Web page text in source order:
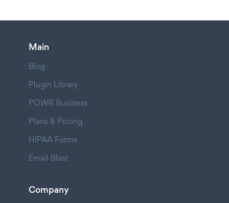
Main
Blog
Plugin Library
POWR Business
Plans & Pricing
HIPAA Forms
Email Blast
Company